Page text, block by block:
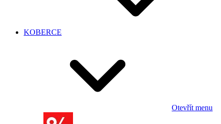
KOBERCE
Otevřít menu